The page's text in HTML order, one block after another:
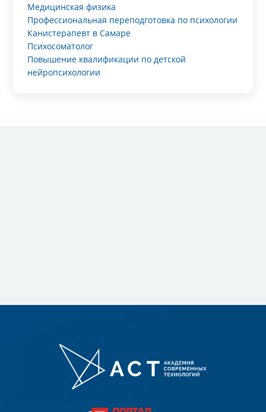
Медицинская физика
Профессиональная переподготовка по психологии
Канистерапевт в Самаре
Психосоматолог
Повышение квалификации по детской
нейропсихологии